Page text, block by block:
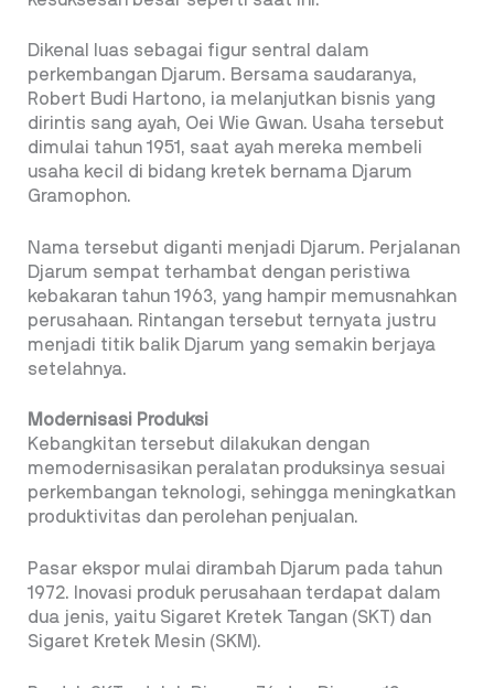
Dikenal luas sebagai figur sentral dalam
perkembangan Djarum. Bersama saudaranya,
Robert Budi Hartono, ia melanjutkan bisnis yang
dirintis sang ayah, Oei Wie Gwan. Usaha tersebut
dimulai tahun 1951, saat ayah mereka membeli
usaha kecil di bidang kretek bernama Djarum
Gramophon.
Nama tersebut diganti menjadi Djarum. Perjalanan
Djarum sempat terhambat dengan peristiwa
kebakaran tahun 1963, yang hampir memusnahkan
perusahaan. Rintangan tersebut ternyata justru
menjadi titik balik Djarum yang semakin berjaya
setelahnya.
Modernisasi Produksi
Kebangkitan tersebut dilakukan dengan
memodernisasikan peralatan produksinya sesuai
perkembangan teknologi, sehingga meningkatkan
produktivitas dan perolehan penjualan.
Pasar ekspor mulai dirambah Djarum pada tahun
1972. Inovasi produk perusahaan terdapat dalam
dua jenis, yaitu Sigaret Kretek Tangan (SKT) dan
Sigaret Kretek Mesin (SKM).